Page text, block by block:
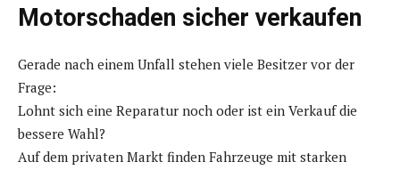
Motorschaden sicher verkaufen
Gerade nach einem Unfall stehen viele Besitzer vor der
Frage:
Lohnt sich eine Reparatur noch oder ist ein Verkauf die
bessere Wahl?
Auf dem privaten Markt finden Fahrzeuge mit starken